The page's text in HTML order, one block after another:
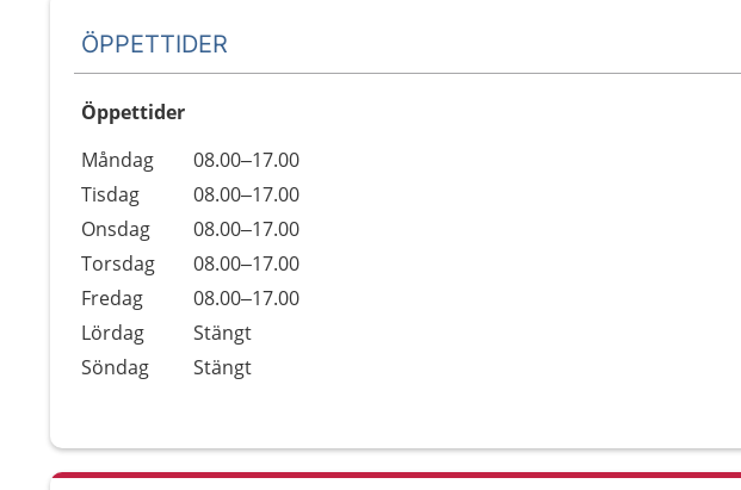
ÖPPETTIDER
Öppettider
Dag
Öppettider
Kommentarer
Måndag
08.00–17.00
Tisdag
08.00–17.00
Onsdag
08.00–17.00
Torsdag
08.00–17.00
Fredag
08.00–17.00
Lördag
Stängt
Söndag
Stängt